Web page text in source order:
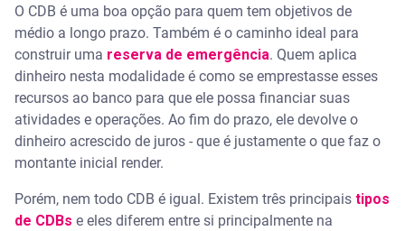
O CDB é uma boa opção para quem tem objetivos de
médio a longo prazo. Também é o caminho ideal para
construir uma reserva de emergência. Quem aplica
dinheiro nesta modalidade é como se emprestasse esses
recursos ao banco para que ele possa financiar suas
atividades e operações. Ao fim do prazo, ele devolve o
dinheiro acrescido de juros - que é justamente o que faz o
montante inicial render.
Porém, nem todo CDB é igual. Existem três principais tipos
de CDBs e eles diferem entre si principalmente na